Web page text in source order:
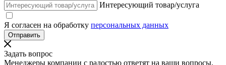
Интересующий товар/услуга
Я согласен на обработку персональных данных
Задать вопрос
Менеджеры компании с радостью ответят на ваши вопросы,